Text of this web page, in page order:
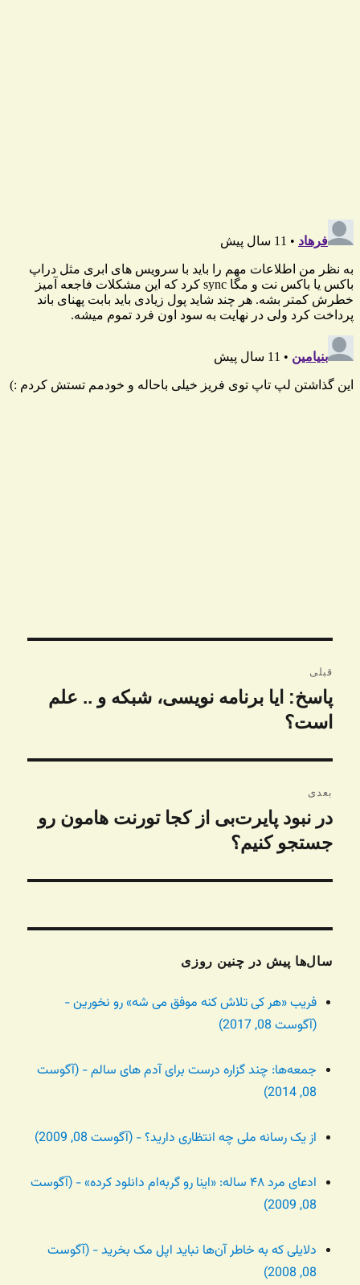
نوشته
قبلی
نوشته
قبلی:
پاسخ: ایا برنامه نویسی، شبکه و .. علم
است؟
بعدی
نوشته
بعدی:
در نبود پایرت‌بی از کجا تورنت هامون رو
جستجو کنیم؟
سال‌ها پیش در چنین روزی
فریب «هر کی تلاش کنه موفق می شه» رو نخورین -
(آگوست 08, 2017)
جمعه‌ها: چند گزاره درست برای آدم های سالم - (آگوست
08, 2014)
از یک رسانه ملی چه انتظاری دارید؟ - (آگوست 08, 2009)
ادعای مرد ۴۸ ساله: «اینا رو گربه‌ام دانلود کرده» - (آگوست
08, 2009)
دلایلی که به خاطر آن‌ها نباید اپل مک بخرید - (آگوست
08, 2008)